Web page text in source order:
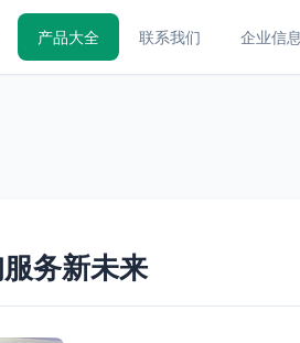
产品大全 联系我们 企业信息
务新未来